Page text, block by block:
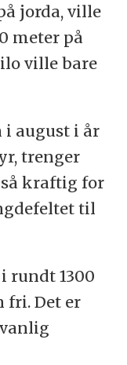
jorda, ville
meter på
ville bare
i august i år
trenger
kraftig for
til
rundt 1300
fri. Det er